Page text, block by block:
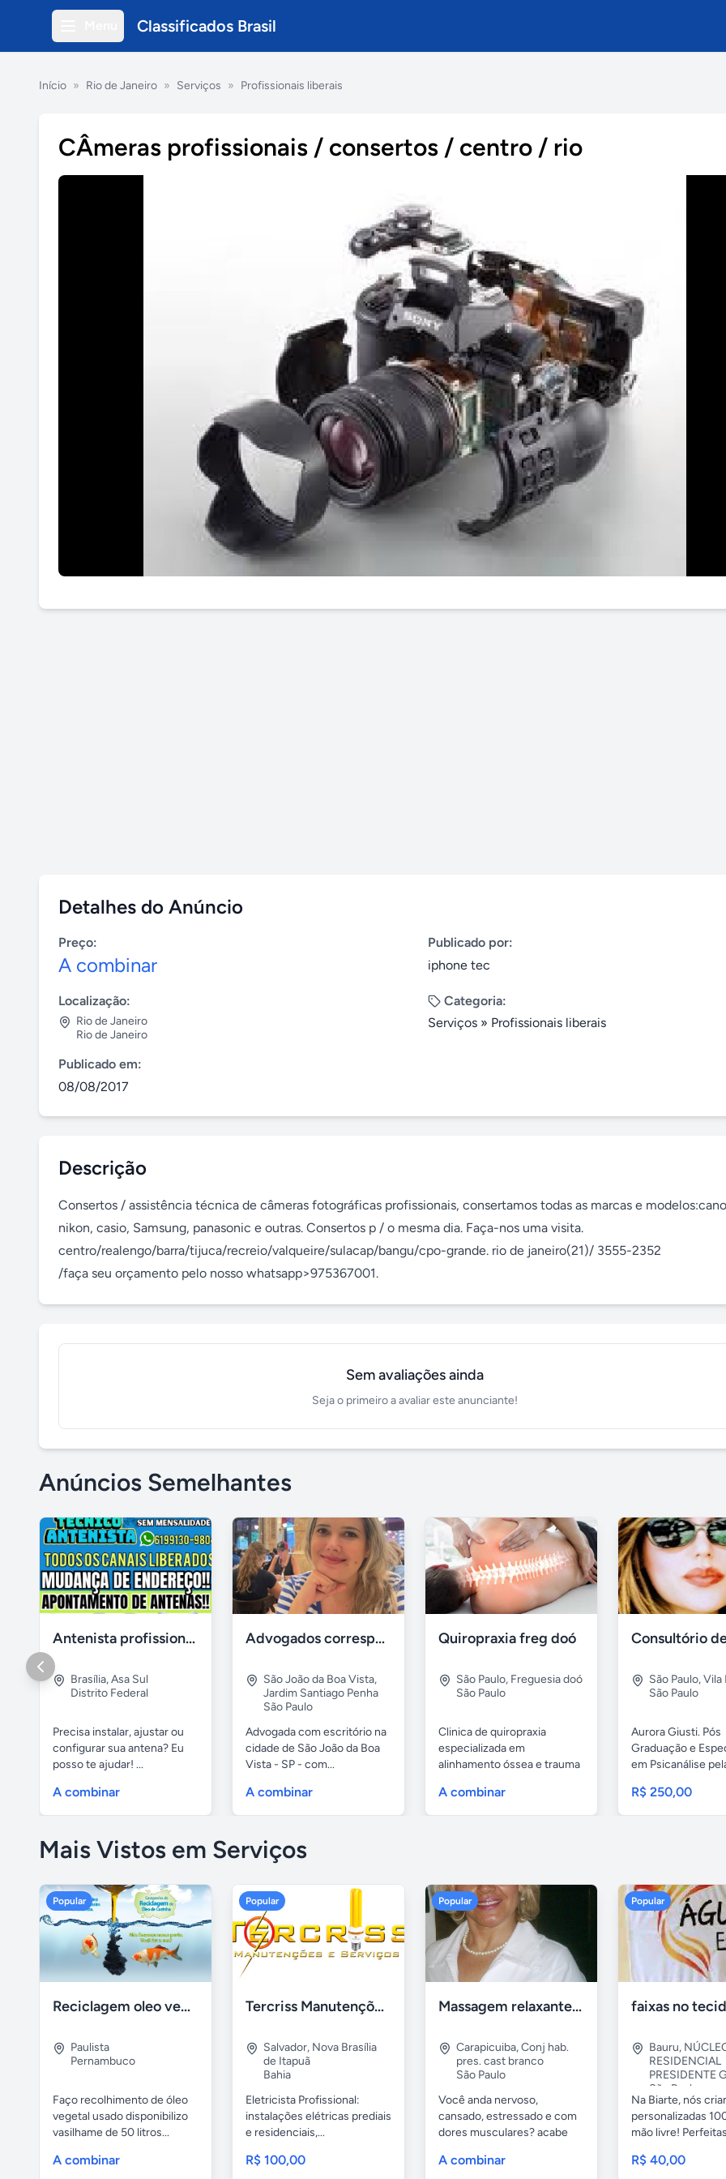
Classificados Brasil
Início » Rio de Janeiro » Serviços » Profissionais liberais
CÂmeras profissionais / consertos / centro / rio
Detalhes do Anúncio
Preço:
A combinar
Publicado por:
iphone tec
Localização:
Rio de Janeiro
Rio de Janeiro
Categoria:
Serviços » Profissionais liberais
Publicado em:
08/08/2017
Descrição
Consertos / assistência técnica de câmeras fotográficas profissionais, consertamos todas as marcas e
nikon, casio, Samsung, panasonic e outras. Consertos p / o mesma dia. Faça-nos uma visita.
centro/realengo/barra/tijuca/recreio/valqueire/sulacap/bangu/cpo-grande. rio de janeiro(21)/ 3555-2352
/faça seu orçamento pelo nosso whatsapp>975367001.
Sem avaliações ainda
Seja o primeiro a avaliar este anunciante!
Anúncios Semelhantes
Antenista profissional - instalador de antena digital no df
Brasília,Asa Sul
Distrito Federal
Precisa instalar, ajustar ou
configurar sua antena? Eu
posso te ajudar! ...
A combinar
Advogados correspondentes
São João da Boa Vista,
Jardim Santiago Penha
São Paulo
Advogada com escritório na
cidade de São João da Boa
Vista - SP - com...
A combinar
Quiropraxia freg doó
São Paulo, Freguesia doó
São Paulo
Clinica de quiropraxia
especializada em
alinhamento óssea e trauma
A combinar
São Paulo,Vila
São Paulo
Aurora Giusti. Pós
Graduação e
em Psicanálise
R$ 250,00
Mais Vistos em Serviços
Popular
Reciclagem oleo vegetal
Paulista
Pernambuco
Faço recolhimento de óleo
vegetal usado disponibilizo
vasilhame de 50 litros...
A combinar
Popular
Tercriss Manutenções e Serviços
Salvador, Nova Brasília
de Itapuã
Bahia
Eletricista Profissional:
instalações elétricas prediais
e residenciais,...
R$ 100,00
Popular
Massagem relaxante- terapeutica e depilação
Carapicuiba,Conj hab.
pres. cast branco
São Paulo
Você anda nervoso,
cansado, estressado e com
dores musculares? acabe
A combinar
Popular
Bauru,
RESIDENCIAL
PRESIDENTE
São Paulo
Na Biarte, nós
personalizadas
mão livre!
R$ 40,00